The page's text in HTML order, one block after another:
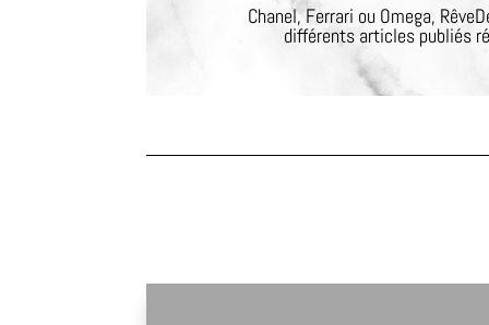
Chanel, Ferrari ou Omega,
différents articles publiés